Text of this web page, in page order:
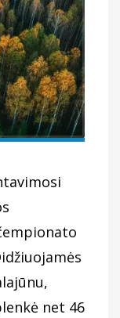
net 46